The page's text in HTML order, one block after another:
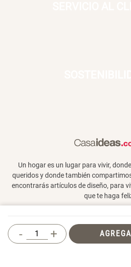
+
-
Un hogar es un lugar para vivir,
queridos y donde también
encontrarás artículos de diseño, para
que te haga
Términos y